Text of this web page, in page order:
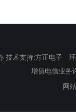
技术支持:方正电子
增值电信业务
网